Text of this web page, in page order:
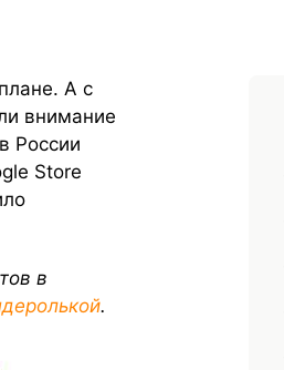
А с
внимание
России
Store
в
.